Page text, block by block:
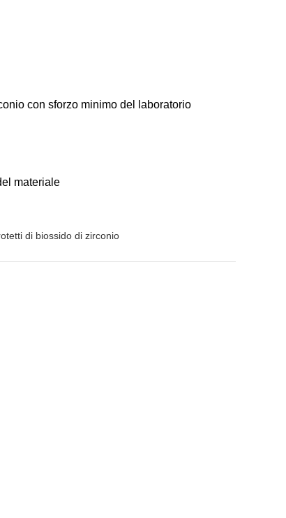
con sforzo minimo del laboratorio
materiale
di biossido di zirconio